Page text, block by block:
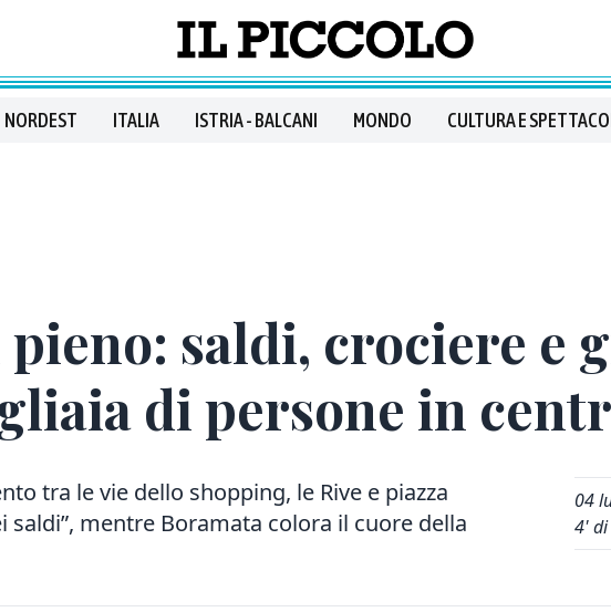
NORDEST ITALIA ISTRIA - BALCANI MONDO CULTURA E
saldi, crociere e
di persone in
tra le vie dello shopping, le Rive e piazza
saldi”, mentre Boramata colora il cuore della
04
4'